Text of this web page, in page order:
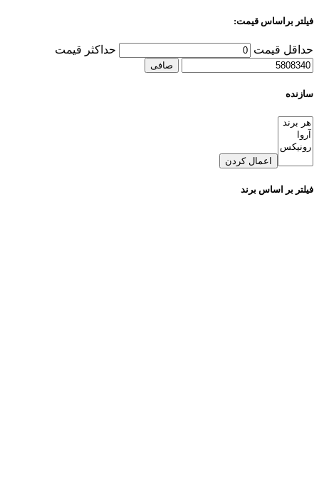
فیلتر براساس قیمت:
حداقل قیمت حداكثر قيمت
صافی
سازنده
اعمال کردن
فیلتر بر اساس برند